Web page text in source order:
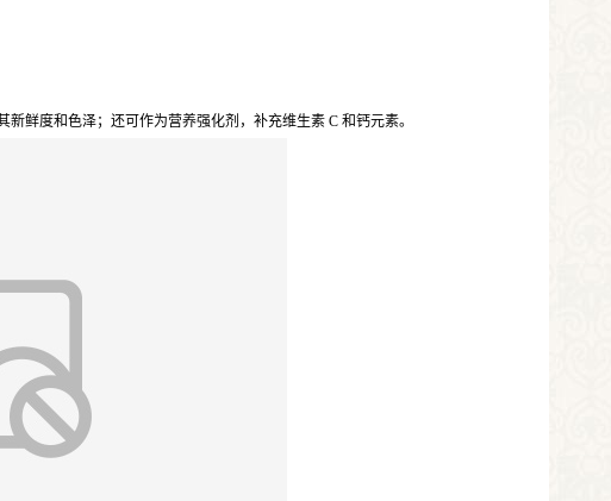
鲜度和色泽；还可作为营养强化剂，补充维生素 C 和钙元素。